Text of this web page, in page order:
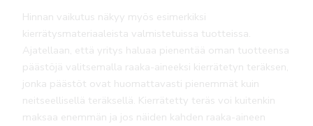
Hinnan vaikutus näkyy myös esimerkiksi
kierrätysmateriaaleista valmistetuissa tuotteissa.
Ajatellaan, että yritys haluaa pienentää oman tuotteensa
päästöjä valitsemalla raaka-aineeksi kierrätetyn teräksen,
jonka päästöt ovat huomattavasti pienemmät kuin
neitseellisellä teräksellä. Kierrätetty teräs voi kuitenkin
maksaa enemmän ja jos näiden kahden raaka-aineen